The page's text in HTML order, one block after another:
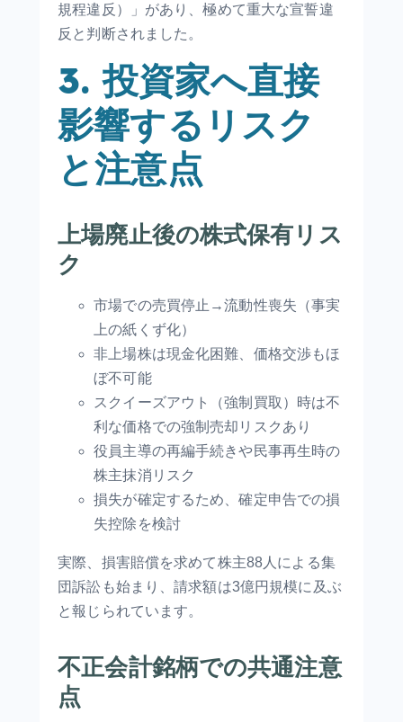
規程違反）」があり、極めて重大な宣誓違
反と判断されました。
3. 投資家へ直接
影響するリスク
と注意点
上場廃止後の株式保有リス
ク
市場での売買停止→流動性喪失（事実
上の紙くず化）
非上場株は現金化困難、価格交渉もほ
ぼ不可能
スクイーズアウト（強制買取）時は不
利な価格での強制売却リスクあり
役員主導の再編手続きや民事再生時の
株主抹消リスク
損失が確定するため、確定申告での損
失控除を検討
実際、損害賠償を求めて株主88人による集
団訴訟も始まり、請求額は3億円規模に及ぶ
と報じられています。
不正会計銘柄での共通注意
点